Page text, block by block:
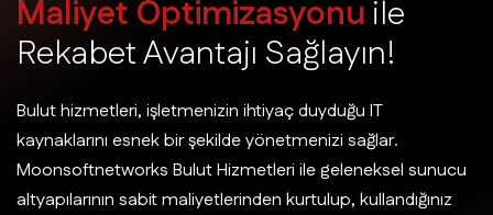
Maliyet Optimizasyonu ile
RekabetAvantajı Sağlayın!
Bulut hizmetleri, işletmenizin ihtiyaç duyduğu IT
kaynaklarını esnek bir şekilde yönetmenizi sağlar.
Moonsoftnetworks Bulut Hizmetleri ile geleneksel sunucu
altyapılarının sabit maliyetlerinden kurtulup, kullandığınız